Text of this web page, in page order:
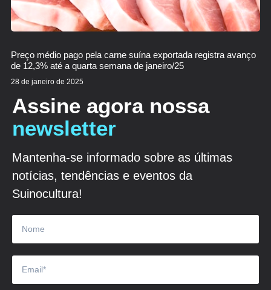
Preço médio pago pela carne suína exportada registra avanço
de 12,3% até a quarta semana de janeiro/25
28 de janeiro de 2025
Assine agora nossa
newsletter
Mantenha-se informado sobre as últimas
notícias, tendências e eventos da
Suinocultura!